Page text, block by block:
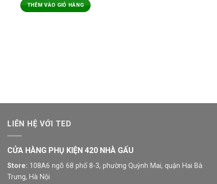
THÊM VÀO GIỎ HÀNG
LIÊN HỆ VỚI TED
CỬA HÀNG PHỤ KIỆN 420 NHÀ GẤU
Store: 108A6 ngõ 68 phố 8-3, phường Quỳnh Mai, quận Hai Bà
Trưng, Hà Nội